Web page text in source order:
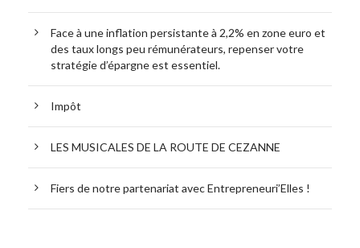
Face à une inflation persistante à 2,2% en zone euro et
des taux longs peu rémunérateurs, repenser votre
stratégie d’épargne est essentiel.
Impôt
LES MUSICALES DE LA ROUTE DE CEZANNE
Fiers de notre partenariat avec Entrepreneuri’Elles !